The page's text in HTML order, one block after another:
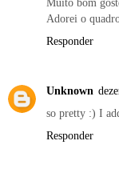
Adorei o
Responder
Unknown
so pretty :) I
Responder